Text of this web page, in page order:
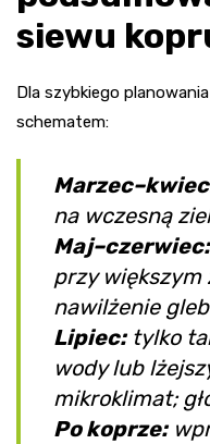
siewu
Dla szybkiego
schematem:
na wczesną
Maj–czerwiec:
przy większym
nawilżenie
Lipiec:tylko
wody lub
mikroklimat;
Po koprze: